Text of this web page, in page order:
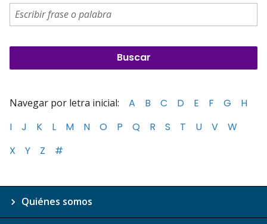
Navegar por letra inicial: A B C D E F G
H
I
J K L M N O P Q R S T U V
W
X
Y Z #
Quiénes somos